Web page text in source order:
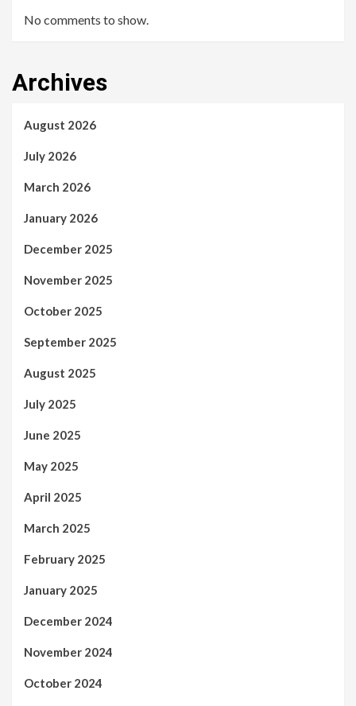
No comments to show.
Archives
August 2026
July 2026
March 2026
January 2026
December 2025
November 2025
October 2025
September 2025
August 2025
July 2025
June 2025
May 2025
April 2025
March 2025
February 2025
January 2025
December 2024
November 2024
October 2024